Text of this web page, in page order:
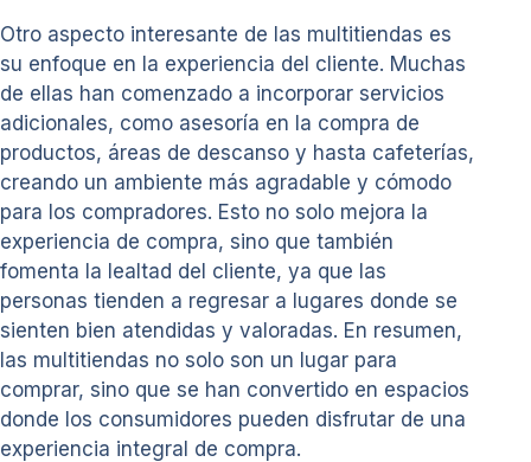
Otro aspecto interesante de las multitiendas es
su enfoque en la experiencia del cliente. Muchas
de ellas han comenzado a incorporar servicios
adicionales, como asesoría en la compra de
productos, áreas de descanso y hasta cafeterías,
creando un ambiente más agradable y cómodo
para los compradores. Esto no solo mejora la
experiencia de compra, sino que también
fomenta la lealtad del cliente, ya que las
personas tienden a regresar a lugares donde se
sienten bien atendidas y valoradas. En resumen,
las multitiendas no solo son un lugar para
comprar, sino que se han convertido en espacios
donde los consumidores pueden disfrutar de una
experiencia integral de compra.